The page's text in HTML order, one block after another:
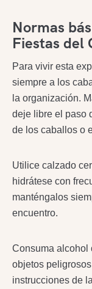
Normas
Fiestas del
Para vivir esta
siempre a los
la organización.
deje libre el paso
de los caballos o
Utilice calzado
hidrátese con
manténgalos
encuentro.
Consuma alcohol
objetos
instrucciones de